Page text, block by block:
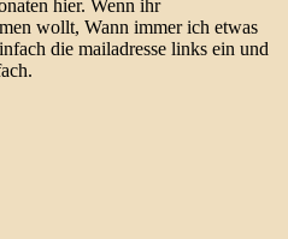
hier. Wenn ihr
wollt, Wann immer ich etwas
die mailadresse links ein und